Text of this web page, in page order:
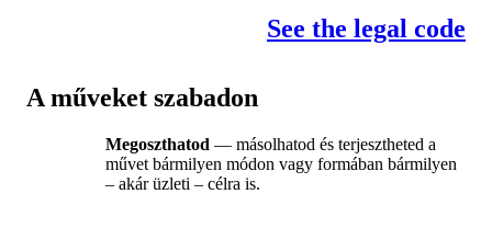
See the legal code
A műveket szabadon
Megoszthatod — másolhatod és terjesztheted a
művet bármilyen módon vagy formában bármilyen
– akár üzleti – célra is.